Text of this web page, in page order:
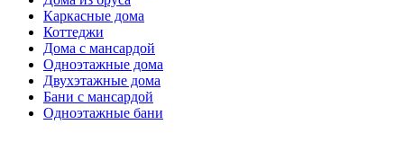
Каркасные дома
Коттеджи
Дома с мансардой
Одноэтажные дома
Двухэтажные дома
Бани с мансардой
Одноэтажные бани